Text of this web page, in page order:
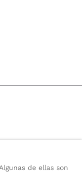
de ellas son